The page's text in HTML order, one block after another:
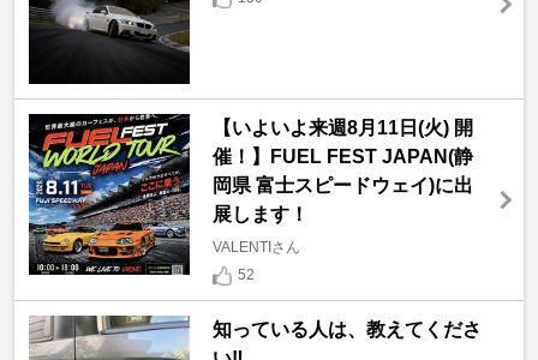
【いよいよ来週8月11日(火) 開
催！】FUEL FEST JAPAN(静
岡県 富士スピードウェイ)に出
展します！
VALENTIさん
52
知っている人は、教えてくださ